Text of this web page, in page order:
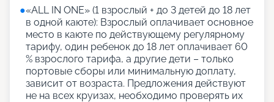
●«АLL IN ONE» (1 взрослый + до 3 детей до 18 лет
в одной каюте): Взрослый оплачивает основное
место в каюте по действующему регулярному
тарифу, один ребенок до 18 лет оплачивает 60
% взрослого тарифа, а другие дети – только
портовые сборы или минимальную доплату,
зависит от возраста. Предложения действуют
не на всех круизах, необходимо проверять их